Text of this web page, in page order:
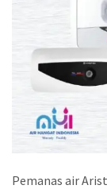
Pemanas air